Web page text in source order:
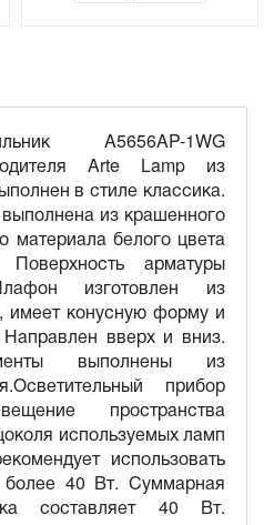
A5656AP-1WG
Arte Lamp из
в стиле классика.
из крашенного
материала белого цвета
арматуры
изготовлен из
имеет конусную форму и
вверх и вниз.
выполнены из
прибор
пространства
используемых ламп
использовать
40 Вт. Суммарная
составляет 40 Вт.